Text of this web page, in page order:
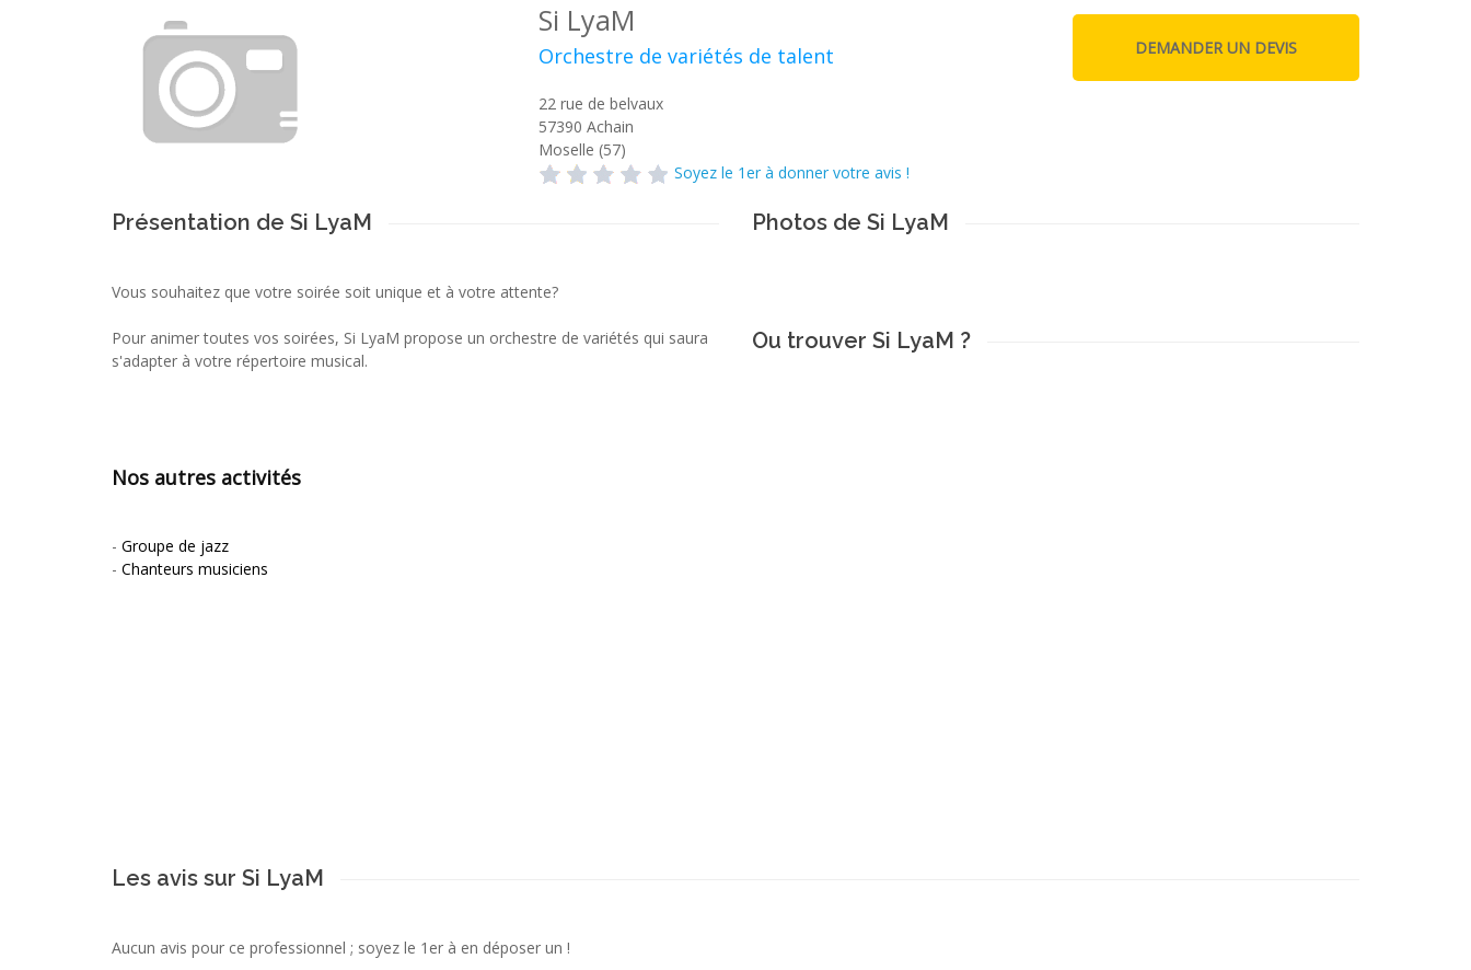
Si LyaM
Orchestre de variétés de talent
22 rue de belvaux
57390 Achain
Moselle (57)
Soyez le 1er à donner votre avis !
Présentation de Si LyaM
Vous souhaitez que votre soirée soit unique et à votre attente?
Pour animer toutes vos soirées, Si LyaM propose un orchestre de variétés qui saura
s'adapter à votre répertoire musical.
Nos autres activités
- Groupe de jazz
- Chanteurs musiciens
Photos de Si LyaM
Ou trouver Si LyaM ?
Les avis sur Si LyaM
Aucun avis pour ce professionnel ; soyez le 1er à en déposer un !